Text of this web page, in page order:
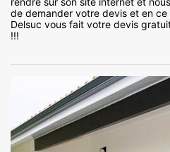
de demander votre devis et en
Delsuc vous fait votre devis
!!!